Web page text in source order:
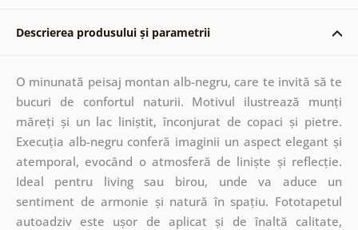
Descrierea produsului și parametrii
O minunată peisaj montan alb-negru, care te invită să te
bucuri de confortul naturii. Motivul ilustrează munți
măreți și un lac liniștit, înconjurat de copaci și pietre.
Execuția alb-negru conferă imaginii un aspect elegant și
atemporal, evocând o atmosferă de liniște și reflecție.
Ideal pentru living sau birou, unde va aduce un
sentiment de armonie și natură în spațiu. Fototapetul
autoadziv este ușor de aplicat și de înaltă calitate,